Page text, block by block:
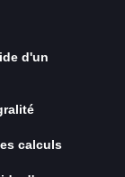
d'un
calculs